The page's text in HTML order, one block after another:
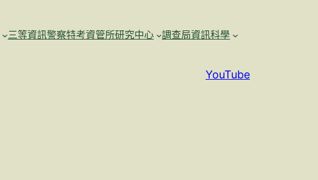
三等資訊警察特考資管所研究中心
調查局資訊科學
YouTube